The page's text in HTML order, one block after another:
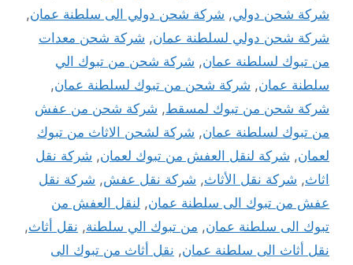
شركة شحن دولي, شركة شحن دولي الى سلطنة عمان,
شركة شحن دولي لسلطنة عمان, شركة شحن معدات
من تبوك لسلطنة عمان, شركة شحن من تبوك الي
سلطنة عمان, شركة شحن من تبوك لسلطنة عمان,
شركة شحن من تبوك لمسقط, شركة شحن من عفش
من تبوك لسلطنة عمان, شركة لشحن الاثاث من تبوك
لعمان, شركة لنقل العفش من تبوك لعمان, شركة نقل
اثاث, شركة نقل الأثاث, شركة نقل عفش, شركة نقل
عفش من تبوك الى سلطنة عمان, لنقل العفش من
تبوك الى سلطنة عمان, من تبوك الي سلطنة, نقل أثاث,
نقل أثاث الى سلطنة عمان, نقل أثاث من تبوك الى